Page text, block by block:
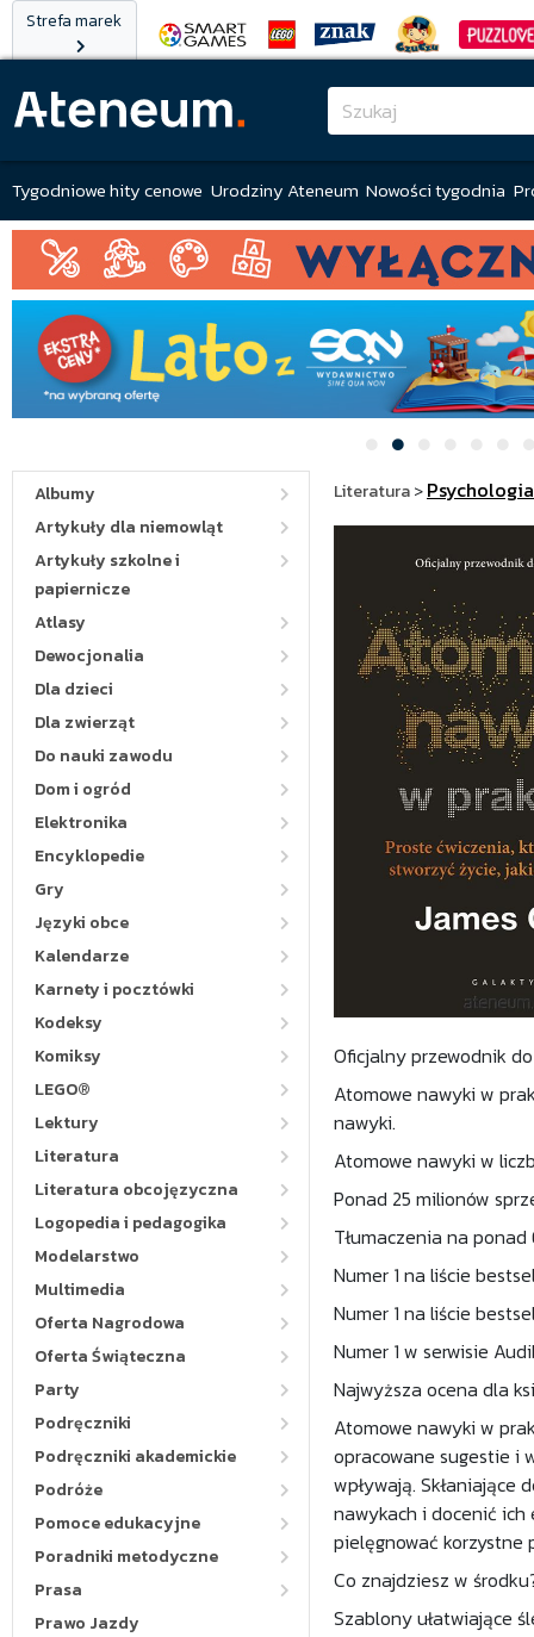
Strefa marek
Tygodniowe hity cenowe Urodziny Ateneum Nowości tygodnia
Albumy
Artykuły dla niemowląt
Artykuły szkolne i
papiernicze
Atlasy
Dewocjonalia
Dla dzieci
Dla zwierząt
Do nauki zawodu
Dom i ogród
Elektronika
Encyklopedie
Gry
Języki obce
Kalendarze
Karnety i pocztówki
Kodeksy
Komiksy
LEGO®
Lektury
Literatura
Literatura obcojęzyczna
Logopedia i pedagogika
Modelarstwo
Multimedia
Oferta Nagrodowa
Oferta Świąteczna
Party
Podręczniki
Podręczniki akademickie
Podróże
Pomoce edukacyjne
Poradniki metodyczne
Prasa
Prawo Jazdy
Literatura>Psychologia
Oficjalny przewodnik
Atomowe nawyki w
nawyki.
Atomowe nawyki w
Ponad 25 milionów
Tłumaczenia na ponad
Numer 1 na liście
Numer 1 na liście
Numer 1 w serwisie
Najwyższa ocena dla
Atomowe nawyki w
opracowane sugestie i
wpływają.
nawykach i docenić
pielęgnować korzystne
Co znajdziesz w
Szablony ułatwiające